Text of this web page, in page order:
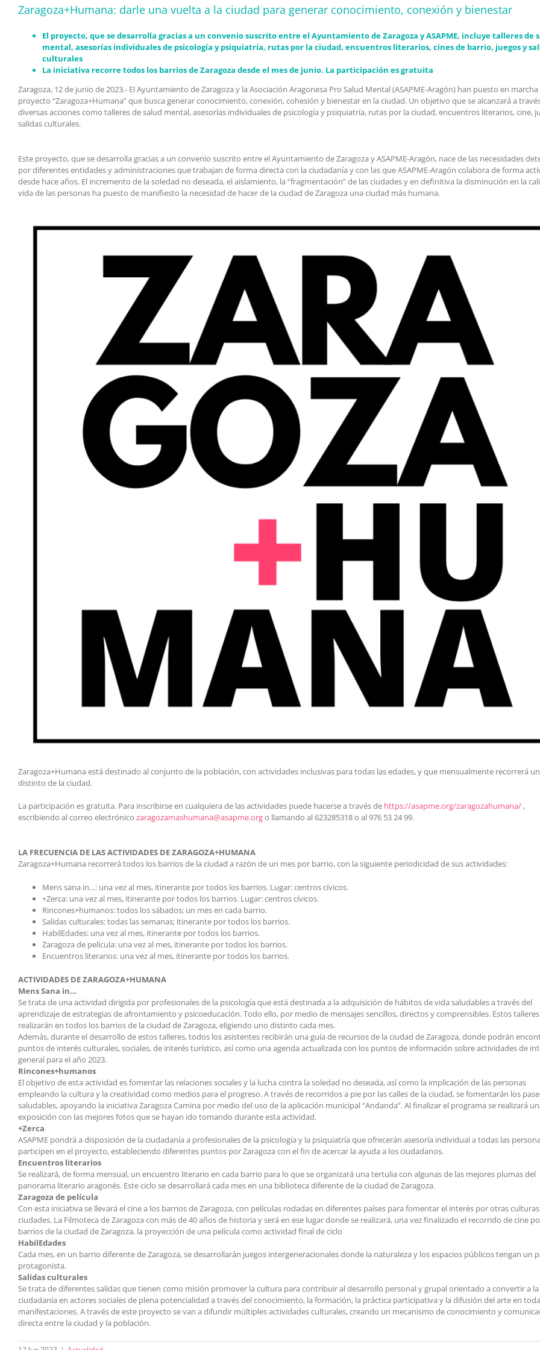
Zaragoza+Humana: darle una vuelta a la ciudad para generar conocimiento, conexión y bienestar
El proyecto, que se desarrolla gracias a un convenio suscrito entre el Ayuntamiento de Zaragoza y ASAPME, incluye talleres de
mental, asesorías individuales de psicología y psiquiatría, rutas por la ciudad, encuentros literarios, cines de barrio, juegos y
culturales
La iniciativa recorre todos los barrios de Zaragoza desde el mes de junio. La participación es gratuita
Zaragoza, 12 de junio de 2023.- El Ayuntamiento de Zaragoza y la Asociación Aragonesa Pro Salud Mental (ASAPME-Aragón) han puesto en marcha
proyecto “Zaragoza+Humana” que busca generar conocimiento, conexión, cohesión y bienestar en la ciudad. Un objetivo que se alcanzará a
diversas acciones como talleres de salud mental, asesorías individuales de psicología y psiquiatría, rutas por la ciudad, encuentros literarios, cine,
salidas culturales.
Este proyecto, que se desarrolla gracias a un convenio suscrito entre el Ayuntamiento de Zaragoza y ASAPME-Aragón, nace de las necesidades
por diferentes entidades y administraciones que trabajan de forma directa con la ciudadanía y con las que ASAPME-Aragón colabora de forma
desde hace años. El incremento de la soledad no deseada, el aislamiento, la “fragmentación” de las ciudades y en definitiva la disminución en la
vida de las personas ha puesto de manifiesto la necesidad de hacer de la ciudad de Zaragoza una ciudad más humana.
Zaragoza+Humana está destinado al conjunto de la población, con actividades inclusivas para todas las edades, y que mensualmente recorrerá
distinto de la ciudad.
La participación es gratuita. Para inscribirse en cualquiera de las actividades puede hacerse a través de https://asapme.org/zaragozahumana/ ,
escribiendo al correo electrónico zaragozamashumana@asapme.orgo llamando al 623285318 o al 976 53 24 99.
LA FRECUENCIA DE LAS ACTIVIDADES DE ZARAGOZA+HUMANA
Zaragoza+Humana recorrerá todos los barrios de la ciudad a razón de un mes por barrio, con la siguiente periodicidad de sus actividades:
Mens sana in…: una vez al mes, itinerante por todos los barrios. Lugar: centros cívicos.
+Zerca: una vez al mes, itinerante por todos los barrios. Lugar: centros cívicos.
Rincones+humanos: todos los sábados; un mes en cada barrio.
Salidas culturales: todas las semanas; itinerante por todos los barrios.
HabilEdades: una vez al mes, itinerante por todos los barrios.
Zaragoza de película: una vez al mes, itinerante por todos los barrios.
Encuentros literarios: una vez al mes, itinerante por todos los barrios.
ACTIVIDADES DE ZARAGOZA+HUMANA
Mens Sana in…
Se trata de una actividad dirigida por profesionales de la psicología que está destinada a la adquisición de hábitos de vida saludables a través del
aprendizaje de estrategias de afrontamiento y psicoeducación. Todo ello, por medio de mensajes sencillos, directos y comprensibles. Estos
realizarán en todos los barrios de la ciudad de Zaragoza, eligiendo uno distinto cada mes.
Además, durante el desarrollo de estos talleres, todos los asistentes recibirán una guía de recursos de la ciudad de Zaragoza, donde podrán
puntos de interés culturales, sociales, de interés turístico, así como una agenda actualizada con los puntos de información sobre actividades de
general para el año 2023.
Rincones+humanos
El objetivo de esta actividad es fomentar las relaciones sociales y la lucha contra la soledad no deseada, así como la implicación de las personas
empleando la cultura y la creatividad como medios para el progreso. A través de recorridos a pie por las calles de la ciudad, se fomentarán los
saludables, apoyando la iniciativa Zaragoza Camina por medio del uso de la aplicación municipal “Andanda”. Al finalizar el programa se realizará
exposición con las mejores fotos que se hayan ido tomando durante esta actividad.
+Zerca
ASAPME pondrá a disposición de la ciudadanía a profesionales de la psicología y la psiquiatría que ofrecerán asesoría individual a todas las
participen en el proyecto, estableciendo diferentes puntos por Zaragoza con el fin de acercar la ayuda a los ciudadanos.
Encuentros literarios
Se realizará, de forma mensual, un encuentro literario en cada barrio para lo que se organizará una tertulia con algunas de las mejores plumas del
panorama literario aragonés. Este ciclo se desarrollará cada mes en una biblioteca diferente de la ciudad de Zaragoza.
Zaragoza de película
Con esta iniciativa se llevará el cine a los barrios de Zaragoza, con películas rodadas en diferentes países para fomentar el interés por otras
ciudades. La Filmoteca de Zaragoza con más de 40 años de historia y será en ese lugar donde se realizará, una vez finalizado el recorrido de cine
barrios de la ciudad de Zaragoza, la proyección de una película como actividad final de ciclo
HabilEdades
Cada mes, en un barrio diferente de Zaragoza, se desarrollarán juegos intergeneracionales donde la naturaleza y los espacios públicos tengan un
protagonista.
Salidas culturales
Se trata de diferentes salidas que tienen como misión promover la cultura para contribuir al desarrollo personal y grupal orientado a convertir a la
ciudadanía en actores sociales de plena potencialidad a través del conocimiento, la formación, la práctica participativa y la difusión del arte en
manifestaciones. A través de este proyecto se van a difundir múltiples actividades culturales, creando un mecanismo de conocimiento y
directa entre la ciudad y la población.